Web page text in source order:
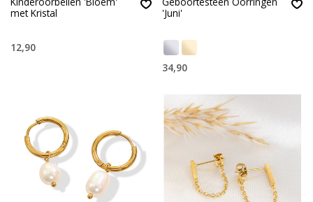
met Kristal
12,90
'Juni'
34,90